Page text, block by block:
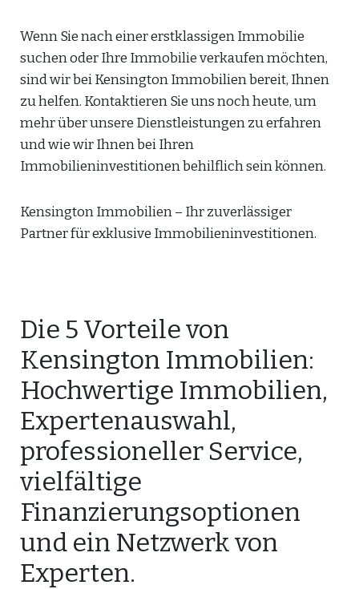
Wenn Sie nach einer erstklassigen Immobilie
suchen oder Ihre Immobilie verkaufen möchten,
sind wir bei Kensington Immobilien bereit, Ihnen
zu helfen. Kontaktieren Sie uns noch heute, um
mehr über unsere Dienstleistungen zu erfahren
und wie wir Ihnen bei Ihren
Immobilieninvestitionen behilflich sein können.
Kensington Immobilien – Ihr zuverlässiger
Partner für exklusive Immobilieninvestitionen.
Die 5 Vorteile von
Kensington Immobilien:
Hochwertige Immobilien,
Expertenauswahl,
professioneller Service,
vielfältige
Finanzierungsoptionen
und ein Netzwerk von
Experten.